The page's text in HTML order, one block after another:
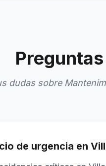
dudas sobre
de urgencia en